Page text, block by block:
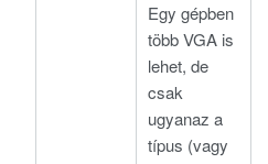
Egy gépben
több VGA is
lehet, de
csak
ugyanaz a
típus (vagy